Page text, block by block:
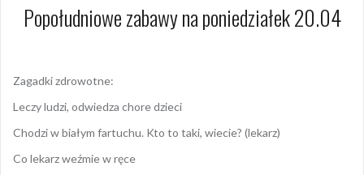
Popołudniowe zabawy na poniedziałek 20.04
Zagadki zdrowotne:
Leczy ludzi, odwiedza chore dzieci
Chodzi w białym fartuchu. Kto to taki, wiecie? (lekarz)
Co lekarz weźmie w ręce